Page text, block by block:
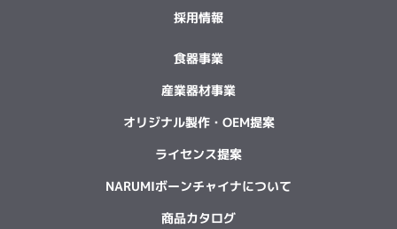
採用情報
食器事業
産業器材事業
オリジナル製作・OEM提案
ライセンス提案
NARUMIボーンチャイナについて
商品カタログ